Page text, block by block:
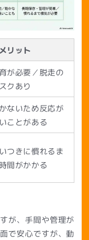
リット
が必要／脱走の
クあり
ないため反応が
ことがある
つきに慣れるま
間がかかる
が、手間や管理が
で安心ですが、動